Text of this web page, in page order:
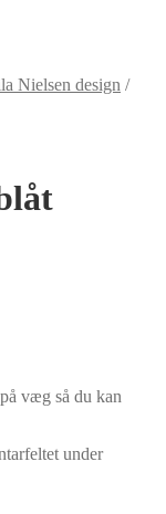
Nielsen design /
væg så du kan
under